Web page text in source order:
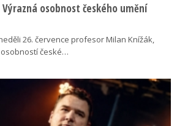
osobnost českého umění
26. července profesor Milan Knížák,
české…